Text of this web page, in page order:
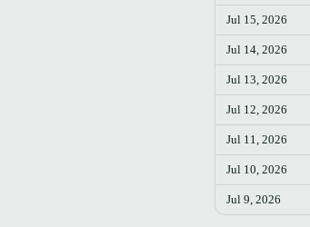
Jul 15, 2026
Jul 14, 2026
Jul 13, 2026
Jul 12, 2026
Jul 11, 2026
Jul 10, 2026
Jul 9, 2026